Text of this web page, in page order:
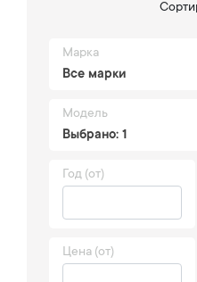
Марка
Все марки
Модель
Выбрано: 1
Год (от)
Цена (от)